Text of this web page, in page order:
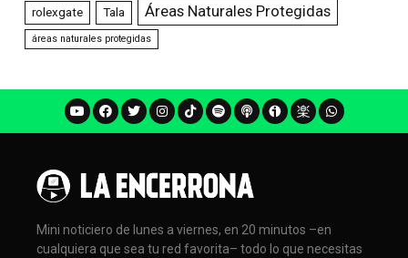
rolexgate Tala Áreas Naturales Protegidas
áreas naturales protegidas
Mini noticiero de lunes a viernes, en 20 minutos –en
cualquiera que sea tu red favorita– todo lo que necesitas